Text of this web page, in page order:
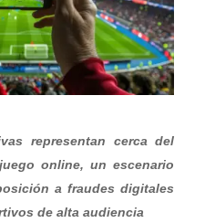
representan cerca del
online, un escenario
a fraudes digitales
de alta audiencia